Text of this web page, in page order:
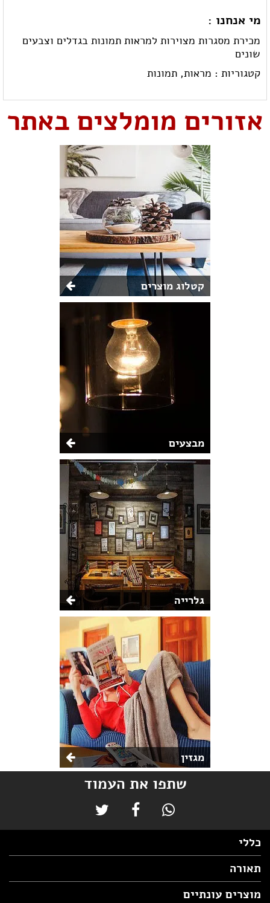
מי אנחנו :
מכירת מסגרות מצוירות למראות תמונות בגדלים וצבעים
שונים
קטגוריות : מראות, תמונות
אזורים מומלצים באתר
קטלוג מוצרים
מבצעים
גלרייה
מגזין
שתפו את העמוד
כללי
תאורה
מוצרים עונתיים